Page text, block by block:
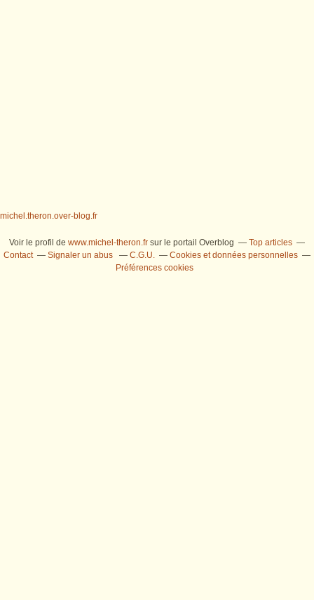
michel.theron.over-blog.fr
Voir le profil de www.michel-theron.fr sur le portail Overblog
Top articles
Contact
Signaler un abus C.G.U.
Cookies et données personnelles
Préférences cookies